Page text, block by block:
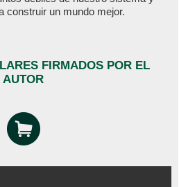
construir un mundo mejor.
FIRMADOS POR EL
AUTOR